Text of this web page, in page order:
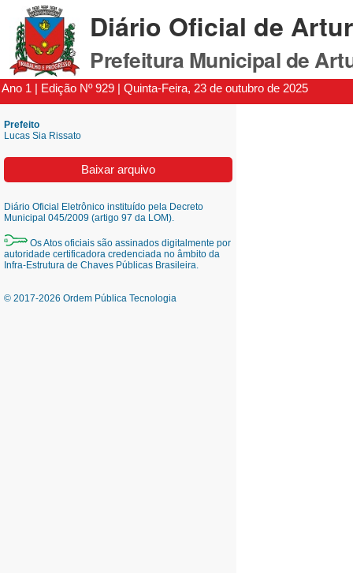
Diário Oficial de
Prefeitura Municipal de
Ano 1 | Edição Nº 929 | Quinta-Feira, 23 de outubro de 2025
Prefeito
Lucas Sia Rissato
Baixar arquivo
Diário Oficial Eletrônico instituído pela Decreto
Municipal 045/2009 (artigo 97 da LOM).
Os Atos oficiais são assinados digitalmente por
autoridade certificadora credenciada no âmbito da
Infra-Estrutura de Chaves Públicas Brasileira.
© 2017-2026 Ordem Pública Tecnologia